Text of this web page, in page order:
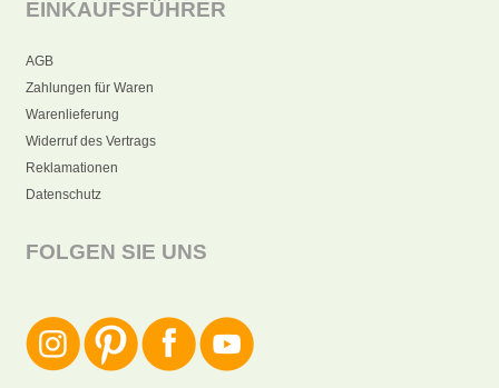
EINKAUFSFÜHRER
AGB
Zahlungen für Waren
Warenlieferung
Widerruf des Vertrags
Reklamationen
Datenschutz
FOLGEN SIE UNS